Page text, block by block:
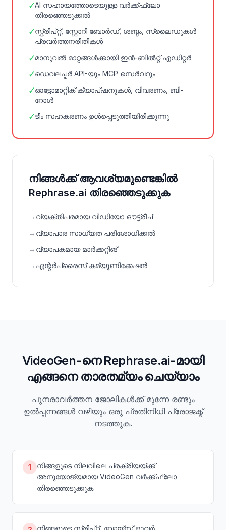
✓AI സഹായത്തോടെയുള്ള വർക്ക്ഫ്ലോ
തിരഞ്ഞെടുക്കൽ
✓സ്ക്രിപ്റ്റ്, സ്റ്റോറി ബോർഡ്, ശബ്ദം, സ്ലൈഡുകൾ
പ്രവർത്തനരീതികൾ
✓മാനുവൽ മാറ്റങ്ങൾക്കായി ഇൻ-ബിൽറ്റ് എഡിറ്റർ
✓ഡെവലപ്പർ API-യും MCP സെർവറും
✓ഓട്ടോമാറ്റിക് ക്യാപ്ഷനുകൾ, വിവരണം, ബി-
റോൾ
✓ടീം സഹകരണം ഉൾപ്പെടുത്തിയിരിക്കുന്നു
നിങ്ങൾക്ക് ആവശ്യമുണ്ടെങ്കിൽ
Rephrase.ai തിരഞ്ഞെടുക്കുക
→ വ്യക്തിപരമായ വീഡിയോ ഔട്ട്രീച്
→ വ്യാപാര സാധ്യത പരിശോധിക്കൽ
→ വ്യാപകമായ മാർക്കറ്റിങ്
→ എന്റർപ്രൈസ് കമ്യൂണിക്കേഷൻ
VideoGen-നെ Rephrase.ai-മായി
എങ്ങനെ താരതമ്യം ചെയ്യാം
പുനരാവർത്തന ജോലികൾക്ക് മുന്നേ രണ്ടും
ഉൽപ്പന്നങ്ങൾ വഴിയും ഒരു പ്രതിനിധി പ്രോജക്ട്
നടത്തുക.
1
നിങ്ങളുടെ നിലവിലെ പ്രക്രിയയ്ക്ക്
അനുയോജ്യമായ VideoGen വർക്ക്ഫ്ലോ
തിരഞ്ഞെടുക്കുക.